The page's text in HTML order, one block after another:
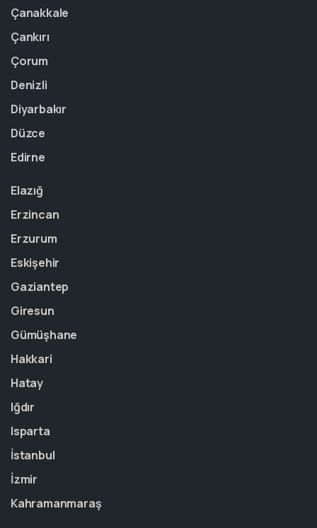
Çanakkale
Çankırı
Çorum
Denizli
Diyarbakır
Düzce
Edirne
Elazığ
Erzincan
Erzurum
Eskişehir
Gaziantep
Giresun
Gümüşhane
Hakkari
Hatay
Iğdır
Isparta
İstanbul
İzmir
Kahramanmaraş